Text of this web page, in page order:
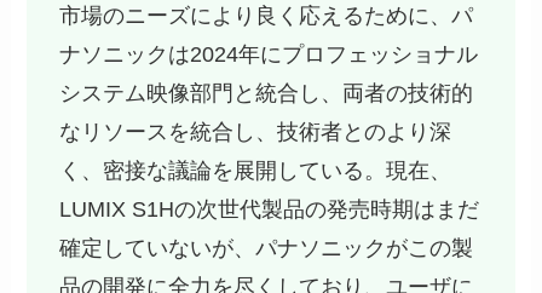
市場のニーズにより良く応えるために、パ
ナソニックは2024年にプロフェッショナル
システム映像部門と統合し、両者の技術的
なリソースを統合し、技術者とのより深
く、密接な議論を展開している。現在、
LUMIX S1Hの次世代製品の発売時期はまだ
確定していないが、パナソニックがこの製
品の開発に全力を尽くしており、ユーザに